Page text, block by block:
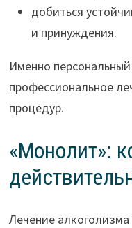
добиться
и принуждения.
Именно
профессиональное
процедур.
«Монолит»:
Лечение